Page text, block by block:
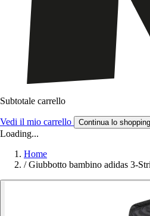
Subtotale carrello
Vedi il mio carrello Continua lo shopping
Loading...
Home
/ Giubbotto bambino adidas 3-